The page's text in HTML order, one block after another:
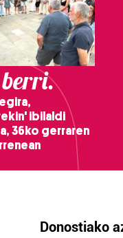
ibilaldi
36ko gerraren
Donostiako